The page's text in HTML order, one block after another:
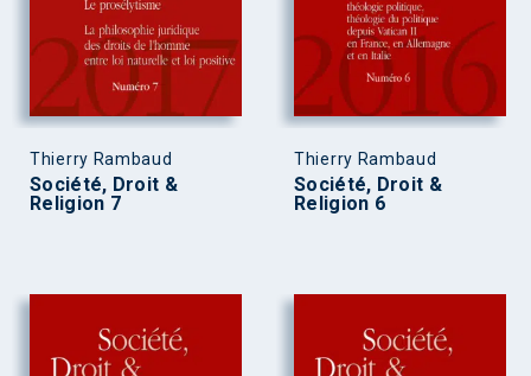
Thierry Rambaud
Société, Droit &
Religion 7
Thierry Rambaud
Société, Droit &
Religion 6